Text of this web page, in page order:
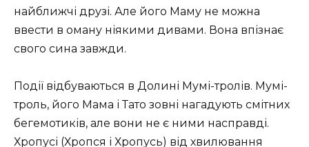
найближчі друзі. Але його Маму не можна
ввести в оману ніякими дивами. Вона впізнає
свого сина завжди.
Події відбуваються в Долині Мумі-тролів. Мумі-
троль, його Мама і Тато зовні нагадують смітних
бегемотиків, але вони не є ними насправді.
Хропусі (Хропся і Хропусь) від хвилювання